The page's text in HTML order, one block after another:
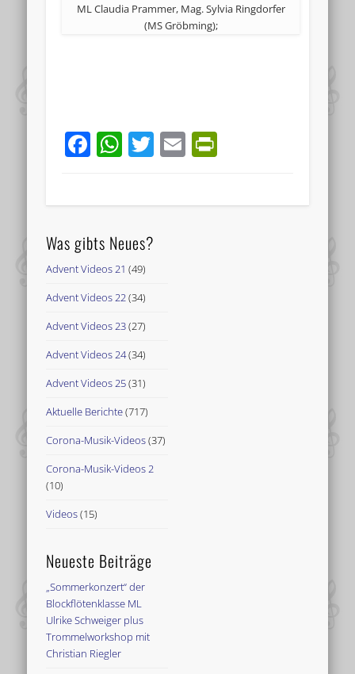
ML Claudia Prammer, Mag. Sylvia Ringdorfer
(MS Gröbming);
Facebook
WhatsApp
Twitter
Email
Was gibts Neues?
Advent Videos 21 (49)
Advent Videos 22(34)
Advent Videos 23(27)
Advent Videos 24(34)
Advent Videos 25(31)
Aktuelle Berichte(717)
Corona-Musik-Videos(37)
Corona-Musik-Videos 2
(10)
Videos(15)
Neueste Beiträge
„Sommerkonzert“ der
Blockflötenklasse ML
Ulrike Schweiger plus
Trommelworkshop mit
Christian Riegler